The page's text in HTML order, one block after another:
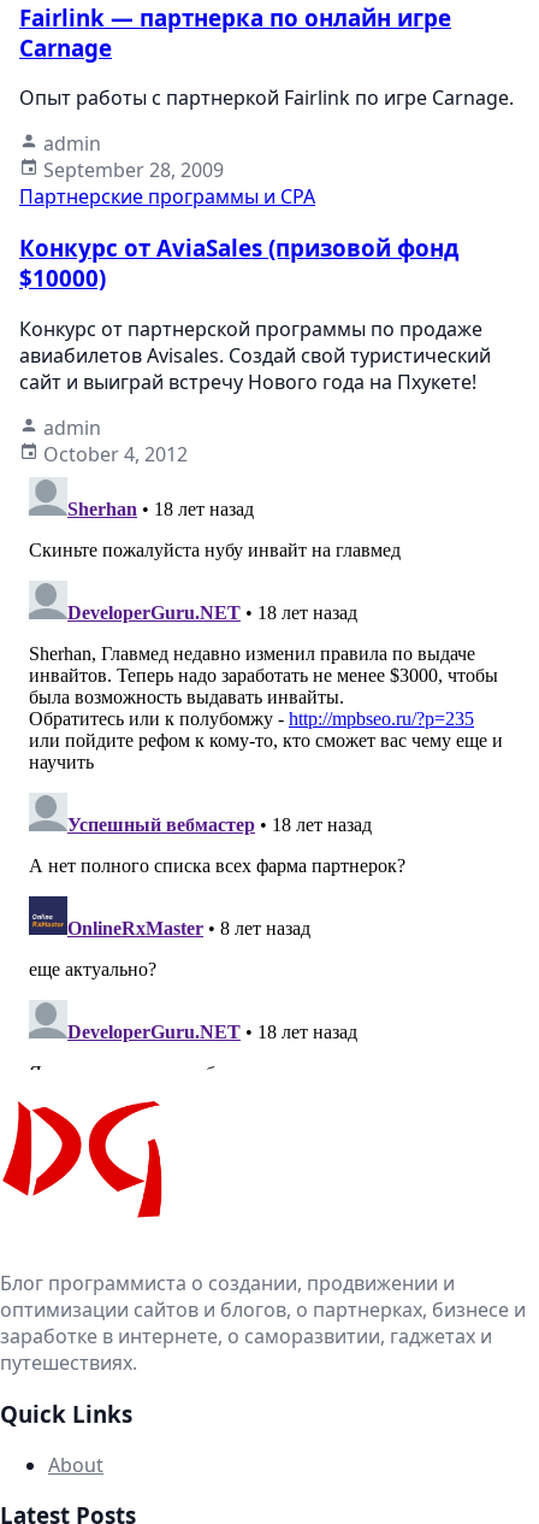
Fairlink — партнерка по онлайн игре
Carnage
Опыт работы с партнеркой Fairlink по игре Carnage.
admin
September 28, 2009
Партнерские программы и CPA
Конкурс от AviaSales (призовой фонд
$10000)
Конкурс от партнерской программы по продаже
авиабилетов Avisales. Создай свой туристический
сайт и выиграй встречу Нового года на Пхукете!
admin
October 4, 2012
Блог программиста о создании, продвижении и
оптимизации сайтов и блогов, о партнерках, бизнесе и
заработке в интернете, о саморазвитии, гаджетах и
путешествиях.
Quick Links
About
Latest Posts